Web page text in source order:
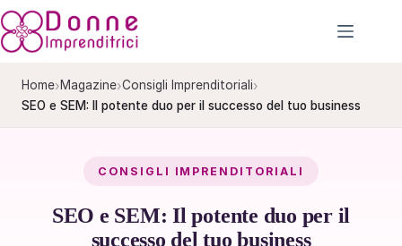
Salta
al
Home›Magazine›Consigli Imprenditoriali›
SEO e SEM: Il potente duo per il successo del tuo business
CONSIGLI IMPRENDITORIALI
SEO e SEM: Il potente duo per il
successo del tuo business